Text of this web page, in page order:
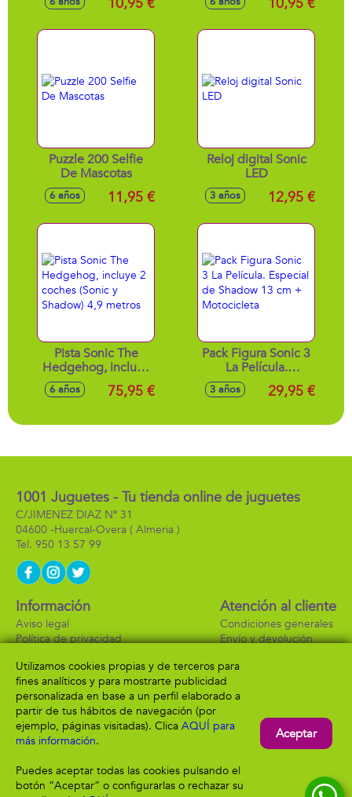
Puzzle 200 Selfie
De Mascotas
6 años 11,95 €
Reloj digital Sonic
LED
3 años 12,95 €
Pista Sonic The
Hedgehog, incluye
2 coches (Sonic y
Shadow) 4,9 metros
6 años 75,95 €
Pack Figura Sonic 3
La Película.
Especial de
Shadow 13 cm +
3 años 29,95 €
1001 Juguetes - Tu tienda online de juguetes
C/JIMENEZ DIAZ Nº 31
04600 -Huercal-Overa ( Almeria )
950 13 57 99
Información
Aviso legal
Política de privacidad
Atención al cliente
Condiciones generales
Envío y devolución
Formas de pago
Utilizamos cookies propias y de terceros para
fines analíticos y para mostrarte publicidad
personalizada en base a un perfil elaborado a
partir de tus hábitos de navegación (por
ejemplo, páginas visitadas). Clica AQUÍ para
más información.
Puedes aceptar todas las cookies pulsando el
botón “Aceptar” o configurarlas o rechazar su
Aceptar